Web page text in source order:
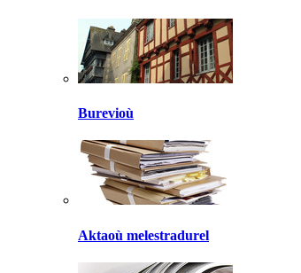
Burevioù
Aktaoù melestradurel